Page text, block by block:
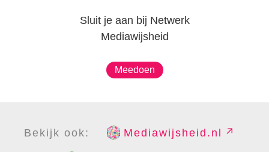
Sluit je aan bij Netwerk
Mediawijsheid
Meedoen
Bekijk ook: Mediawijsheid.nl